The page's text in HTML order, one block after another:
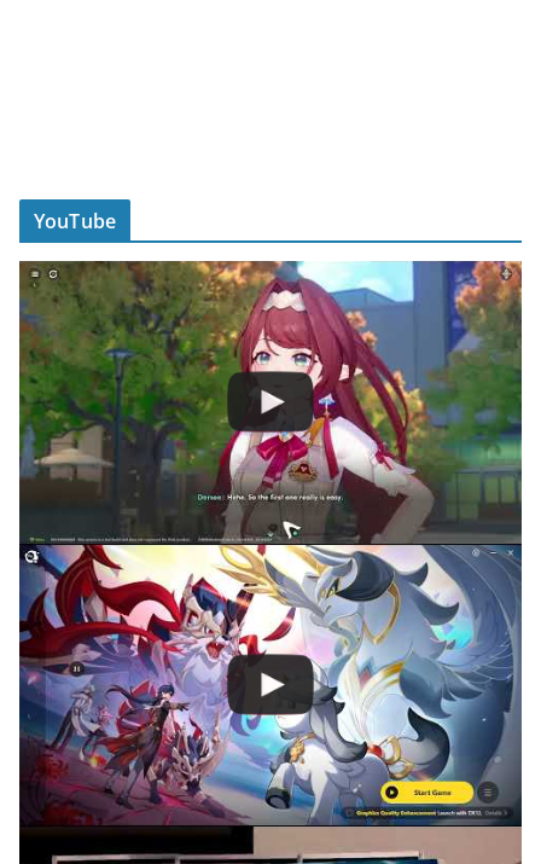
YouTube